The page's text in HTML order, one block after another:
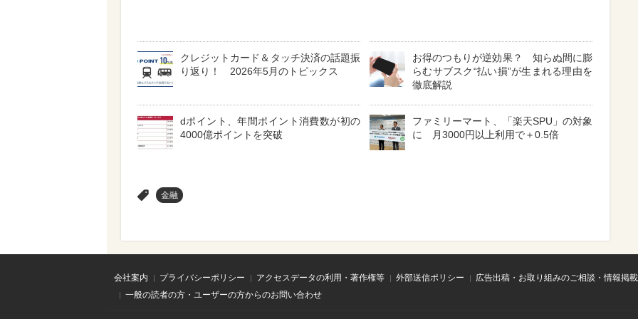
クレジットカード＆タッチ決済の話題振
り返り！ 2026年5月のトピックス
お得のつもりが逆効果？ 知らぬ間に膨
らむサブスク“払い損”が生まれる理由を
徹底解説
dポイント、年間ポイント消費数が初の
4000億ポイントを突破
ファミリーマート、「楽天SPU」の対象
に 月3000円以上利用で＋0.5倍
金融
会社案内 プライバシーポリシー アクセスデータの利用・著作権等 外部送信ポリシー
広告出稿・お取り組みのご相談・情報掲
一般の読者の方・ユーザーの方からのお問い合わせ